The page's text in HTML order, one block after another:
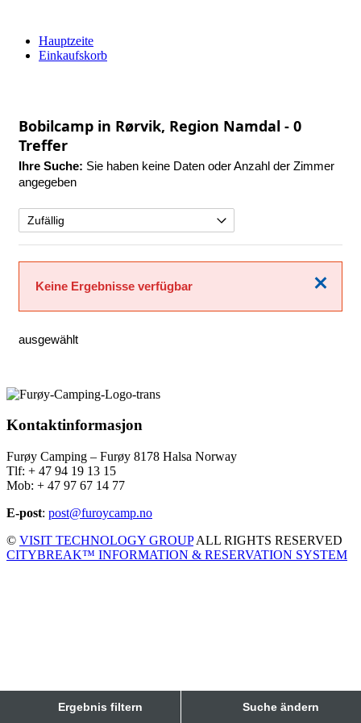
Hauptzeite
Einkaufskorb
Bobilcamp in Rørvik, Region Namdal - 0
Treffer
Ihre Suche: Sie haben keine Daten oder Anzahl der Zimmer
angegeben
Schließen
Keine Ergebnisse verfügbar
ausgewählt
Ergebnis filtern Suche ändern
Kontaktinformasjon
Furøy Camping – Furøy 8178 Halsa Norway
Tlf: + 47 94 19 13 15
Mob: + 47 97 67 14 77
E-post: post@furoycamp.no
© VISIT TECHNOLOGY GROUPALL RIGHTS RESERVED
CITYBREAK™ INFORMATION & RESERVATION SYSTEM